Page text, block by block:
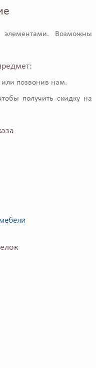
элементами. Возможны
или позвонив нам.
получить скидку на